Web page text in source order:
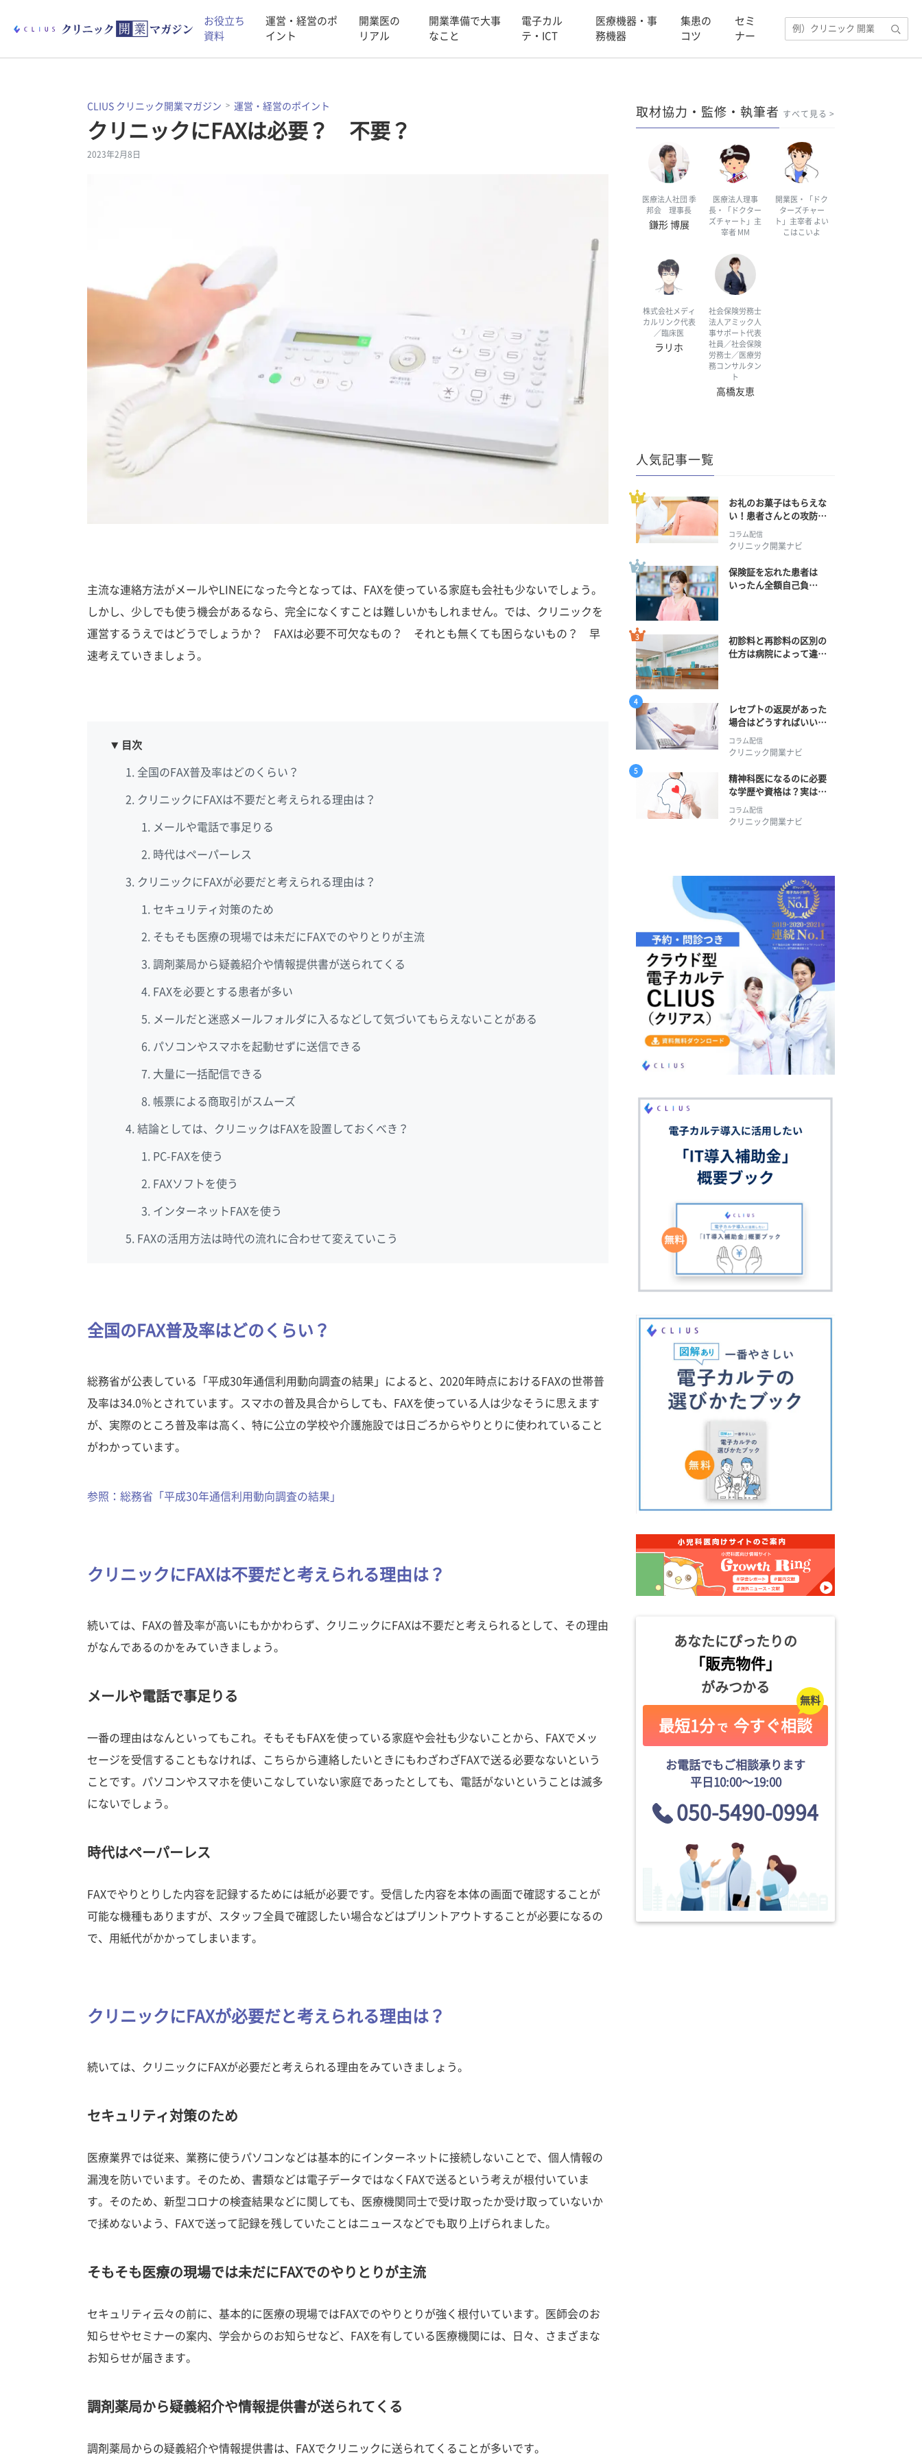
お役立ち
資料
運営・経営のポ
イント
開業医の
リアル
開業準備で大事
なこと
電子カル
テ・ICT
医療機器・事
務機器
集患の
コツ
セミ
ナー
CLIUS クリニック開業マガジン 運営・経営のポイント
クリニックにFAXは必要？ 不要？
2023年2月8日
主流な連絡方法がメールやLINEになった今となっては、FAXを使っている家庭も会社も少ないでしょう。
しかし、少しでも使う機会があるなら、完全になくすことは難しいかもしれません。では、クリニックを
運営するうえではどうでしょうか？ FAXは必要不可欠なもの？ それとも無くても困らないもの？ 早
速考えていきましょう。
目次
全国のFAX普及率はどのくらい？
クリニックにFAXは不要だと考えられる理由は？
メールや電話で事足りる
時代はペーパーレス
クリニックにFAXが必要だと考えられる理由は？
セキュリティ対策のため
そもそも医療の現場では未だにFAXでのやりとりが主流
調剤薬局から疑義紹介や情報提供書が送られてくる
FAXを必要とする患者が多い
メールだと迷惑メールフォルダに入るなどして気づいてもらえないことがある
パソコンやスマホを起動せずに送信できる
大量に一括配信できる
帳票による商取引がスムーズ
結論としては、クリニックはFAXを設置しておくべき？
PC-FAXを使う
FAXソフトを使う
インターネットFAXを使う
FAXの活用方法は時代の流れに合わせて変えていこう
全国のFAX普及率はどのくらい？
総務省が公表している「平成30年通信利用動向調査の結果」によると、2020年時点におけるFAXの世帯普
及率は34.0％とされています。スマホの普及具合からしても、FAXを使っている人は少なそうに思えます
が、実際のところ普及率は高く、特に公立の学校や介護施設では日ごろからやりとりに使われていること
がわかっています。
参照：総務省「平成30年通信利用動向調査の結果」
クリニックにFAXは不要だと考えられる理由は？
続いては、FAXの普及率が高いにもかかわらず、クリニックにFAXは不要だと考えられるとして、その理由
がなんであるのかをみていきましょう。
メールや電話で事足りる
一番の理由はなんといってもこれ。そもそもFAXを使っている家庭や会社も少ないことから、FAXでメッ
セージを受信することもなければ、こちらから連絡したいときにもわざわざFAXで送る必要なないという
ことです。パソコンやスマホを使いこなしていない家庭であったとしても、電話がないということは滅多
にないでしょう。
時代はペーパーレス
FAXでやりとりした内容を記録するためには紙が必要です。受信した内容を本体の画面で確認することが
可能な機種もありますが、スタッフ全員で確認したい場合などはプリントアウトすることが必要になるの
で、用紙代がかかってしまいます。
クリニックにFAXが必要だと考えられる理由は？
続いては、クリニックにFAXが必要だと考えられる理由をみていきましょう。
セキュリティ対策のため
医療業界では従来、業務に使うパソコンなどは基本的にインターネットに接続しないことで、個人情報の
漏洩を防いでいます。そのため、書類などは電子データではなくFAXで送るという考えが根付いていま
す。そのため、新型コロナの検査結果などに関しても、医療機関同士で受け取ったか受け取っていないか
で揉めないよう、FAXで送って記録を残していたことはニュースなどでも取り上げられました。
そもそも医療の現場では未だにFAXでのやりとりが主流
セキュリティ云々の前に、基本的に医療の現場ではFAXでのやりとりが強く根付いています。医師会のお
知らせやセミナーの案内、学会からのお知らせなど、FAXを有している医療機関には、日々、さまざまな
お知らせが届きます。
調剤薬局から疑義紹介や情報提供書が送られてくる
調剤薬局からの疑義紹介や情報提供書は、FAXでクリニックに送られてくることが多いです。
取材協力・監修・執筆者 すべて見る
医療法人社団 季
邦会 理事長
鎌形 博展
医療法人理事
長・「ドクター
ズチャート」主
宰者 MM
開業医・「ドク
ターズチャー
ト」主宰者 よい
こはこいよ
株式会社メディ
カルリンク代表
／臨床医
ラリホ
社会保険労務士
法人アミック人
事サポート代表
社員／社会保険
労務士／医療労
務コンサルタン
ト
高橋友恵
人気記事一覧
お礼のお菓子はもらえな
い！患者さんとの攻防の
コラム配信
クリニック開業ナビ
保険証を忘れた患者は
いったん全額自己負
初診料と再診料の区別の
仕方は病院によって違
レセプトの返戻があった
場合はどうすればいい？
そのプロセスとは？
コラム配信
クリニック開業ナビ
精神科医になるのに必要
な学歴や資格は？実は学
士編入学からでも目指せ
る！
コラム配信
クリニック開業ナビ
あなたにぴったりの
「販売物件」
がみつかる
最短1分 で 今すぐ相談
お電話でもご相談承ります
平日10:00〜19:00
050-5490-0994